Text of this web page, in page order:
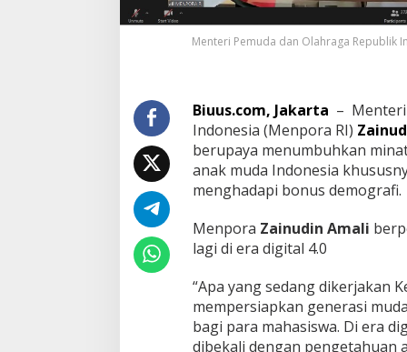
Menteri Pemuda dan Olahraga Republik
Biuus.com, Jakarta – Menteri
Indonesia (Menpora RI)
berupaya menumbuhkan
anak muda Indonesia
menghadapi bonus demografi.
Menpora Zainudin Amali
lagi di era digital 4.0
“Apa yang sedang dikerjakan
mempersiapkan generasi
bagi para mahasiswa. Di era
dibekali dengan pengetahuan